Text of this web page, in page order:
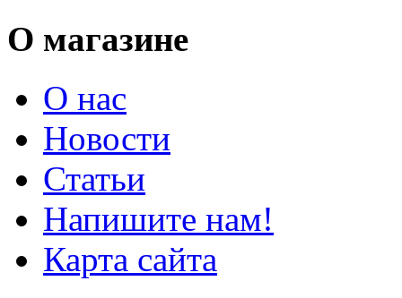
О магазине
О нас
Новости
Статьи
Напишите нам!
Карта сайта